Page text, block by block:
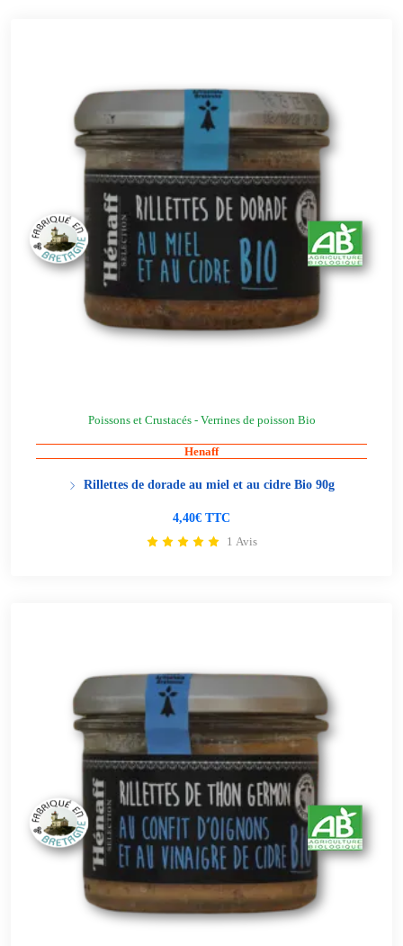
Poissons et Crustacés - Verrines de poisson Bio
Henaff
Rillettes de dorade au miel et au cidre Bio 90g
4,40€ TTC
1 Avis